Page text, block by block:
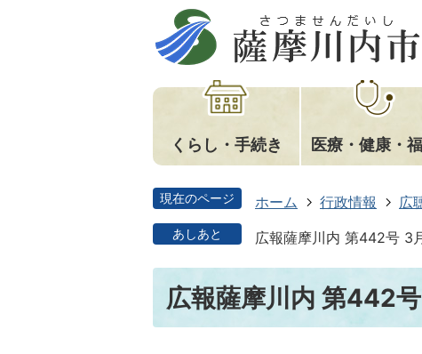
くらし・手続き 医療・健康・
現在のページ ホーム 行政情報 広
あしあと 広報薩摩川内 第442号 3
広報薩摩川内 第442